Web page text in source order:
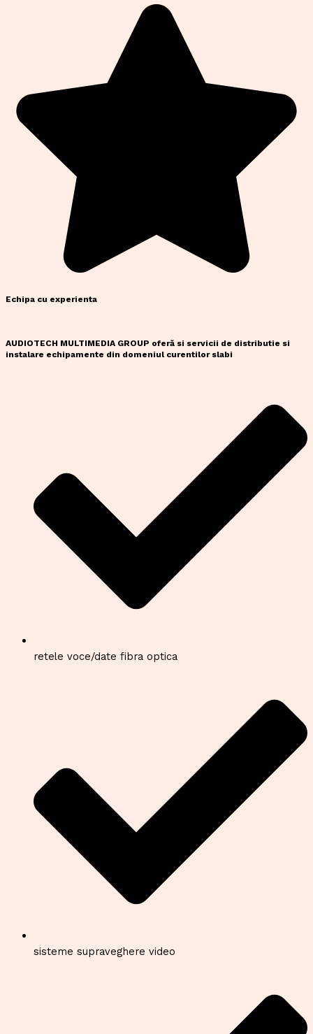
Echipa cu experienta
AUDIOTECH MULTIMEDIA GROUP oferă si servicii de distributie si
instalare echipamente din domeniul curentilor slabi
retele voce/date fibra optica
sisteme supraveghere video